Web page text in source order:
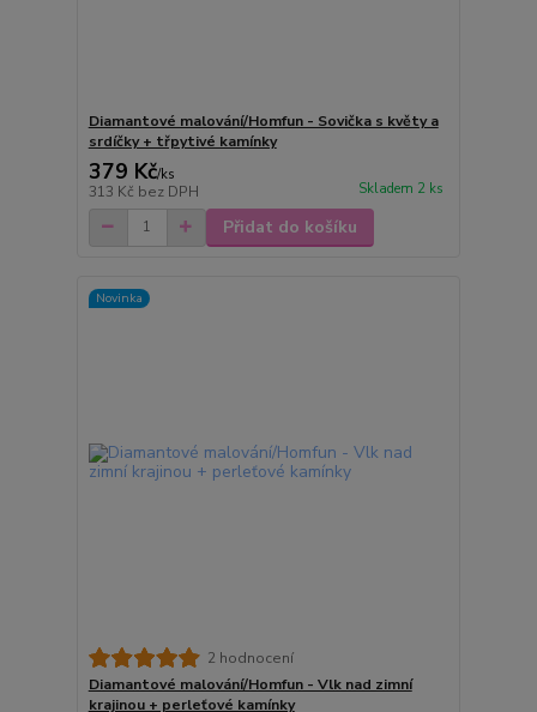
Diamantové malování/Homfun - Sovička s květy a
srdíčky + třpytivé kamínky
379 Kč/ks
313 Kč bez DPH Skladem 2 ks
Přidat do košíku
Novinka
2 hodnocení
Diamantové malování/Homfun - Vlk nad zimní
krajinou + perleťové kamínky